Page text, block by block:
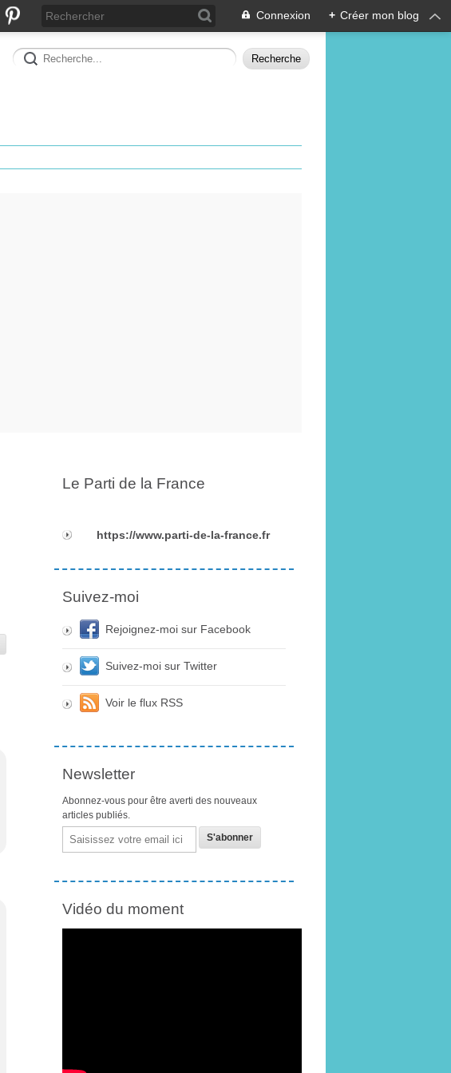
Connexion + Créer mon blog
Le Parti de la France
https://www.parti-de-la-france.fr
Suivez-moi
Rejoignez-moi sur Facebook
Suivez-moi sur Twitter
Voir le flux RSS
Newsletter
Abonnez-vous pour être averti des nouveaux
articles publiés.
Email
Vidéo du moment